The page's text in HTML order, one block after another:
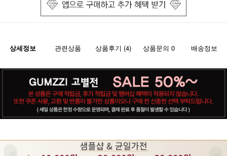
상세정보 관련상품 상품후기 (4) 상품문의 0 배송정보